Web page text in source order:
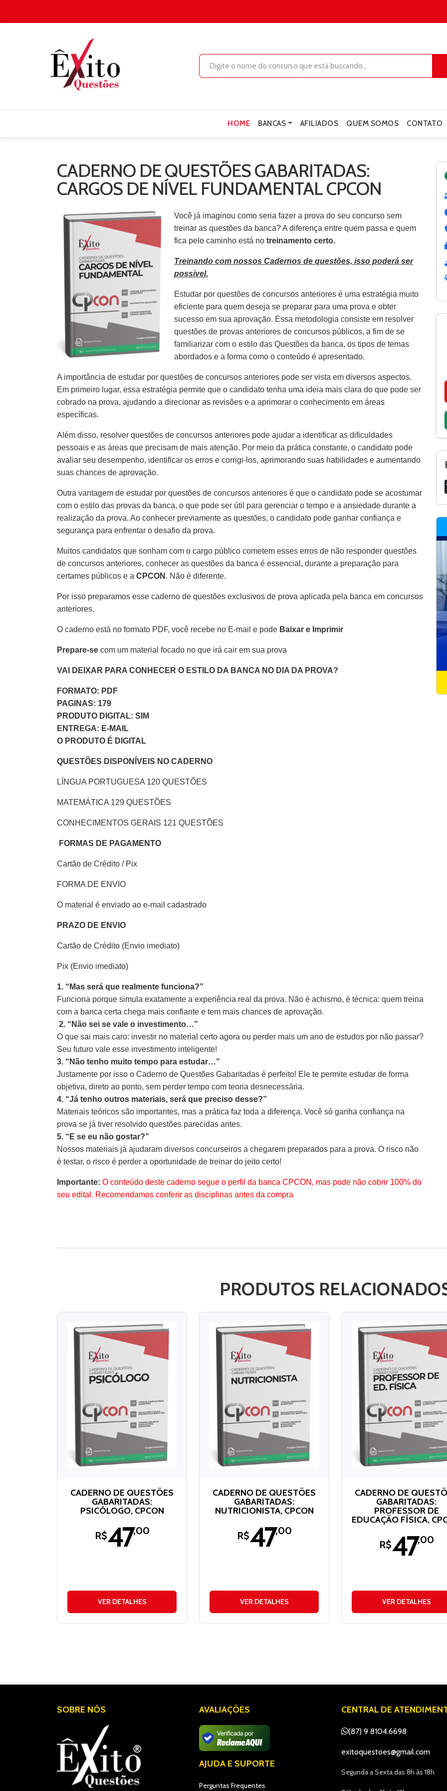
HOME BANCAS AFILIADOS QUEM SOMOS CONTATO
CADERNO DE QUESTÕES GABARITADAS:
CARGOS DE NÍVEL FUNDAMENTAL CPCON
Você já imaginou como seria fazer a prova do seu concurso sem
treinar as questões da banca? A diferença entre quem passa e quem
fica pelo caminho está no treinamento certo.
Treinando com nossos Cadernos de questões, isso poderá ser
possível.
Estudar por questões de concursos anteriores é uma estratégia muito
eficiente para quem deseja se preparar para uma prova e obter
sucesso em sua aprovação. Essa metodologia consiste em resolver
questões de provas anteriores de concursos públicos, a fim de se
familiarizar com o estilo das Questões da banca, os tipos de temas
abordados e a forma como o conteúdo é apresentado.
A importância de estudar por questões de concursos anteriores pode ser vista em diversos aspectos.
Em primeiro lugar, essa estratégia permite que o candidato tenha uma ideia mais clara do que pode ser
cobrado na prova, ajudando a direcionar as revisões e a aprimorar o conhecimento em áreas
específicas.
Além disso, resolver questões de concursos anteriores pode ajudar a identificar as dificuldades
pessoais e as áreas que precisam de mais atenção. Por meio da prática constante, o candidato pode
avaliar seu desempenho, identificar os erros e corrigi-los, aprimorando suas habilidades e aumentando
suas chances de aprovação.
Outra vantagem de estudar por questões de concursos anteriores é que o candidato pode se acostumar
com o estilo das provas da banca, o que pode ser útil para gerenciar o tempo e a ansiedade durante a
realização da prova. Ao conhecer previamente as questões, o candidato pode ganhar confiança e
segurança para enfrentar o desafio da prova.
Muitos candidatos que sonham com o cargo público cometem esses erros de não responder questões
de concursos anteriores, conhecer as questões da banca é essencial, durante a preparação para
certames públicos e a CPCON . Não é diferente.
Por isso preparamos esse caderno de questões exclusivos de prova aplicada pela banca em concursos
anteriores.
O caderno está no formato PDF, você recebe no E-mail e pode Baixar e Imprimir
Prepare-se com um material focado no que irá cair em sua prova
VAI DEIXAR PARA CONHECER O ESTILO DA BANCA NO DIA DA PROVA?
FORMATO: PDF
PAGINAS: 179
PRODUTO DIGITAL: SIM
ENTREGA: E-MAIL
O PRODUTO É DIGITAL
QUESTÕES DISPONÍVEIS NO CADERNO
LÍNGUA PORTUGUESA 120 QUESTÕES
MATEMÁTICA 129 QUESTÕES
CONHECIMENTOS GERAIS 121 QUESTÕES
FORMAS DE PAGAMENTO
Cartão de Crédito / Pix
FORMA DE ENVIO
O material é enviado ao e-mail cadastrado
PRAZO DE ENVIO
Cartão de Crédito (Envio imediato)
Pix (Envio imediato)
1. “Mas será que realmente funciona?”
Funciona porque simula exatamente a experiência real da prova. Não é achismo, é técnica: quem treina
com a banca certa chega mais confiante e tem mais chances de aprovação.
2. “Não sei se vale o investimento…”
O que sai mais caro: investir no material certo agora ou perder mais um ano de estudos por não passar?
Seu futuro vale esse investimento inteligente!
3. “Não tenho muito tempo para estudar…”
Justamente por isso o Caderno de Questões Gabaritadas é perfeito! Ele te permite estudar de forma
objetiva, direto ao ponto, sem perder tempo com teoria desnecessária.
4. “Já tenho outros materiais, será que preciso desse?”
Materiais teóricos são importantes, mas a prática faz toda a diferença. Você só ganha confiança na
prova se já tiver resolvido questões parecidas antes.
5. “E se eu não gostar?”
Nossos materiais já ajudaram diversos concurseiros a chegarem preparados para a prova. O risco não
é testar, o risco é perder a oportunidade de treinar do jeito certo!
Importante: O conteúdo deste caderno segue o perfil da banca CPCON, mas pode não cobrir 100% do
seu edital. Recomendamos conferir as disciplinas antes da compra
PRODUTOS
CADERNO DE QUESTÕES
GABARITADAS:
PSICÓLOGO, CPCON
R$47,00
VER DETALHES
CADERNO DE QUESTÕES
GABARITADAS:
NUTRICIONISTA, CPCON
R$47,00
VER DETALHES
CADERNO DE
GABARITADAS:
PROFESSOR DE
EDUCAÇÃO FÍSICA,
R$47,00
VER DETALHES
SOBRE NÓS AVALIAÇÕES
AJUDA E SUPORTE
Perguntas Frequentes
CENTRAL DE
(87) 9 8104.6698
exitoquestoes@gmail.com
Segunda a Sexta das 8h às 18h